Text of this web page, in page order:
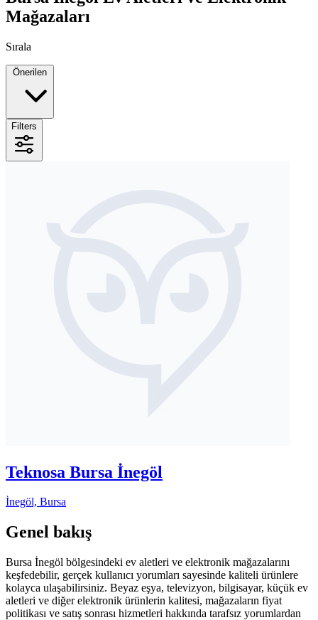
Mağazaları
Sırala
Filters
Teknosa Bursa İnegöl
İnegöl, Bursa
Genel bakış
Bursa İnegöl bölgesindeki ev aletleri ve elektronik mağazalarını
keşfedebilir, gerçek kullanıcı yorumları sayesinde kaliteli ürünlere
kolayca ulaşabilirsiniz. Beyaz eşya, televizyon, bilgisayar, küçük ev
aletleri ve diğer elektronik ürünlerin kalitesi, mağazaların fiyat
politikası ve satış sonrası hizmetleri hakkında tarafsız yorumlardan